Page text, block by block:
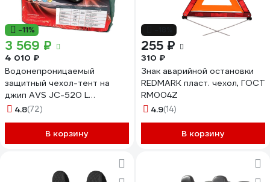
-11%
3 569 ₽
4 010 ₽
Водонепроницаемый
защитный чехол-тент на
джип AVS JC-520 L
457х185х145см 43422
4.8(72)
В корзину
255 ₽
310 ₽
Знак аварийной остановки
REDMARK пласт. чехол, ГОСТ
RM004Z
4.9(14)
В корзину